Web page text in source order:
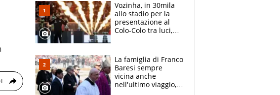
Vozinha, in 30mila
allo stadio per la
presentazione al
Colo-Colo tra luci,
La famiglia di Franco
Baresi sempre
vicina anche
nell'ultimo viaggio,